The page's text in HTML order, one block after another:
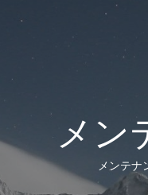
メン
メンテナ